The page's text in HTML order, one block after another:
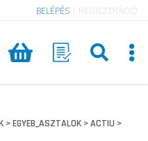
BELÉPÉS REGISZTRÁCIÓ
>EGYEB_ASZTALOK >ACTIU >